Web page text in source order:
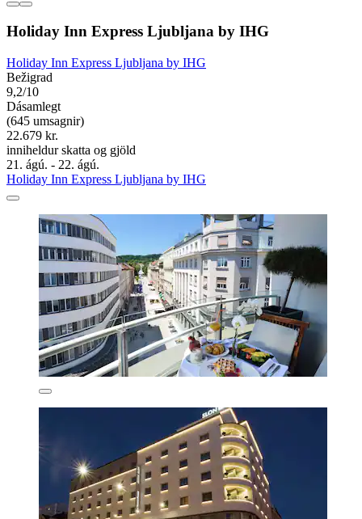
Holiday Inn Express Ljubljana by IHG
Holiday Inn Express Ljubljana by IHG
Bežigrad
9,2/10
Dásamlegt
(645 umsagnir)
22.679 kr.
inniheldur skatta og gjöld
21. ágú. - 22. ágú.
Holiday Inn Express Ljubljana by IHG